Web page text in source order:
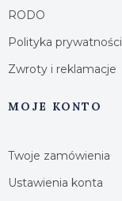
RODO
Polityka prywatności
Zwroty i reklamacje
MOJE KONTO
Twoje zamówienia
Ustawienia konta